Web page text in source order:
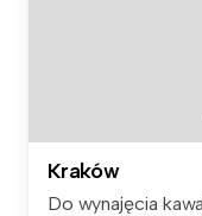
Kraków
Do wynajęcia